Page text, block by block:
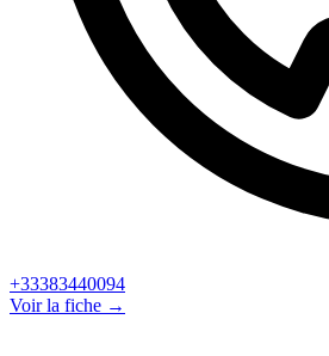
+33383440094
Voir la fiche →